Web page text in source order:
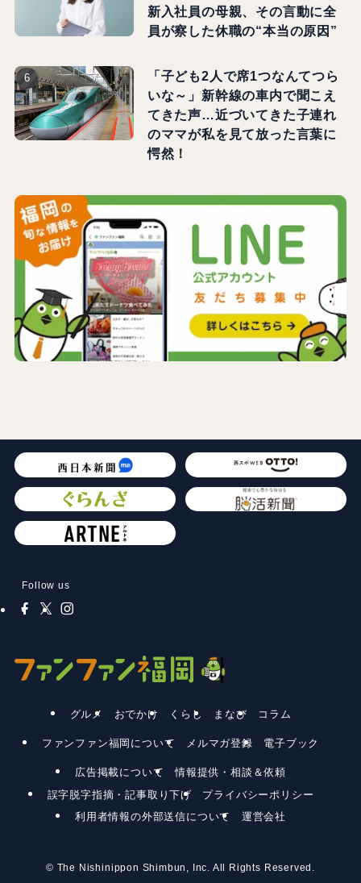
新入社員の母親、その言動に全
員が察した休職の“本当の原因”
「子ども2人で席1つなんてつら
いな～」新幹線の車内で聞こえ
てきた声…近づいてきた子連れ
のママが私を見て放った言葉に
愕然！
Follow us
グルメ おでかけ くらし まなび コラム
ファンファン福岡について メルマガ登録 電子ブック
広告掲載について
情報提供・相談＆依頼
誤字脱字指摘・記事取り下げ
プライバシーポリシー
利用者情報の外部送信について
運営会社
© The Nishinippon Shimbun, Inc. All Rights Reserved.